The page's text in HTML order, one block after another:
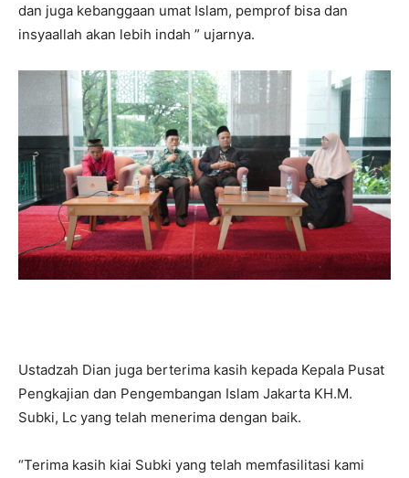
dan juga kebanggaan umat Islam, pemprof bisa dan
insyaallah akan lebih indah ” ujarnya.
Ustadzah Dian juga berterima kasih kepada Kepala Pusat
Pengkajian dan Pengembangan Islam Jakarta KH.M.
Subki, Lc yang telah menerima dengan baik.
“Terima kasih kiai Subki yang telah memfasilitasi kami